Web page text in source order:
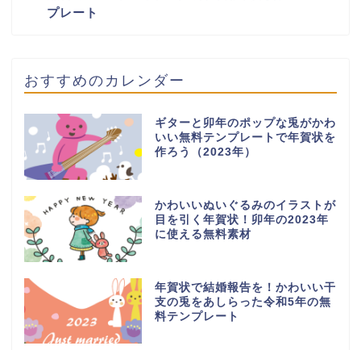
プレート
おすすめのカレンダー
ギターと卯年のポップな兎がかわ
いい無料テンプレートで年賀状を
作ろう（2023年）
かわいいぬいぐるみのイラストが
目を引く年賀状！卯年の2023年
に使える無料素材
年賀状で結婚報告を！かわいい干
支の兎をあしらった令和5年の無
料テンプレート